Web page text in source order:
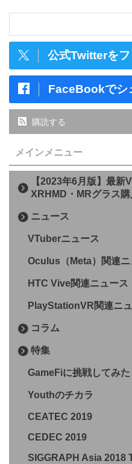
公式Twitterを
FaceBookでシ
購読する
メインメニュー
【2023年6月版】最新
XRHMD・MRグラス
ニュース
VTuberニュース
Oculus（Meta）関連ニ
HTC Vive関連ニュース
PlayStationVR関連ニ
コラム
特集
GameFiに挑戦してみた
Youthのチカラ
CEATEC 2019
CEDEC 2019
SIGGRAPH Asia 2018